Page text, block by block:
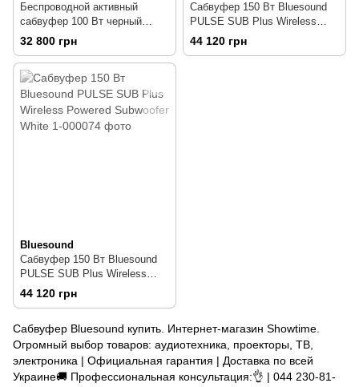
Беспроводной активный
сабвуфер 100 Вт черный
Bluesound PULSE SUB
Wireless Powered Subwoofer
Black
32 800 грн
Сабвуфер 150 Вт Bluesound
PULSE SUB Plus Wireless
Powered Subwoofer Black
44 120 грн
Bluesound
Сабвуфер 150 Вт Bluesound
PULSE SUB Plus Wireless
Powered Subwoofer White
44 120 грн
Сабвуфер Bluesound купить. Интернет-магазин Showtime.
Огромный выбор товаров: аудиотехника, проекторы, ТВ,
электроника | Официальная гарантия | Доставка по всей
Украине🚚 Профессиональная консультация:👌 | 044 230-81-